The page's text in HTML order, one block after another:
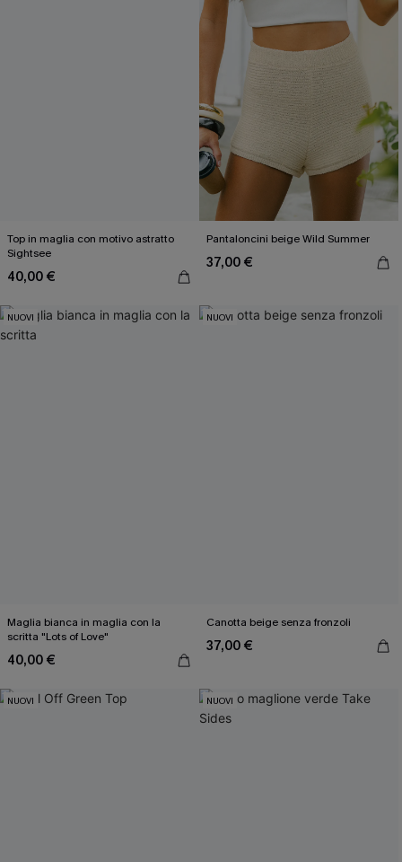
Top in maglia con motivo astratto
Sightsee
40,00 €
Pantaloncini beige Wild Summer
37,00 €
NUOVI
Maglia bianca in maglia con la
scritta "Lots of Love"
40,00 €
NUOVI
Canotta beige senza fronzoli
37,00 €
NUOVI NUOVI